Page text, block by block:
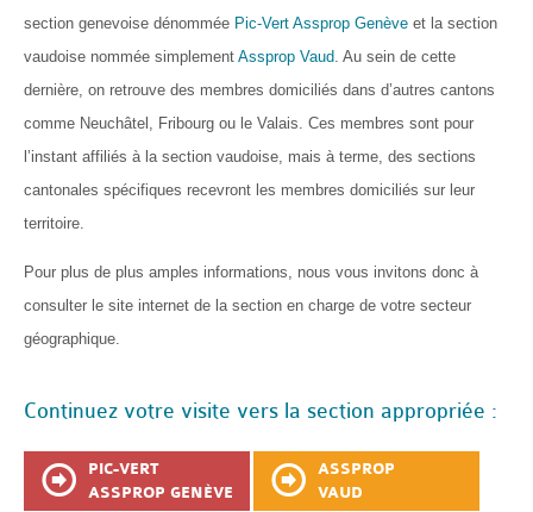
section genevoise dénommée Pic-Vert Assprop Genève et la section
vaudoise nommée simplement Assprop Vaud . Au sein de cette
dernière, on retrouve des membres domiciliés dans d’autres cantons
comme Neuchâtel, Fribourg ou le Valais. Ces membres sont pour
l’instant affiliés à la section vaudoise, mais à terme, des sections
cantonales spécifiques recevront les membres domiciliés sur leur
territoire.
Pour plus de plus amples informations, nous vous invitons donc à
consulter le site internet de la section en charge de votre secteur
géographique.
Continuez votre visite vers la section appropriée :
PIC-VERT
ASSPROP GENÈVE
ASSPROP
VAUD